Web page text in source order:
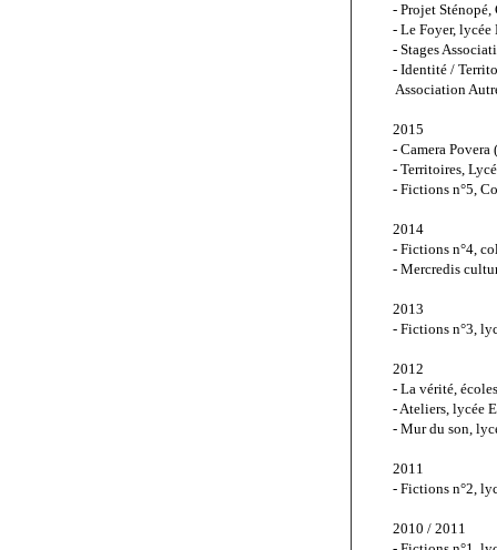
- Projet
- Le Foyer,
- Stages
- Identité /
Association
2015
- Camera
- Territoires,
- Fictions n°5,
2014
- Fictions n°4,
- Mercredis
2013
- Fictions n°3,
2012
- La vérité,
- Ateliers, lycée
- Mur du son,
2011
- Fictions n°2,
2010 / 2011